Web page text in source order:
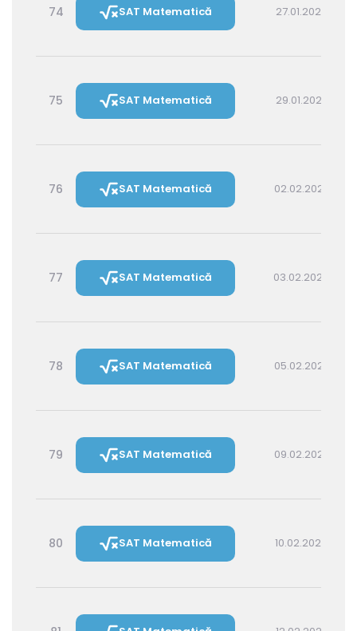
74 SAT Matematică 27.01.2027 14:30
75 SAT Matematică 29.01.2027 16:00
76 SAT Matematică 02.02.2027 16:00
77 SAT Matematică 03.02.2027 14:30
78 SAT Matematică 05.02.2027 16:00
79 SAT Matematică 09.02.2027 16:00
80 SAT Matematică 10.02.2027 14:30